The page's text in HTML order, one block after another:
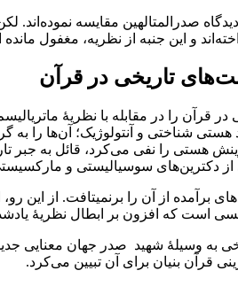
صدرالمتالهین مقایسه
و این جنبه از‌ نظریه‌‌‌‌‌‌‌، مغفول‌
قرآن را در مقابله با نظریۀ
هستی شناختی و آنتولوژیک‌‌‌‌‌‌؛ آن‌ها
هستی را نفی می‌کرد‌‌‌‌، قائل به جبر
دکترین‌‌های سوسیالیستی و
برآمده از آن را برنمیتافت‌‌‌‌‌‌. از این
است که افزون بر ابطال نظریۀ
به وسیلۀ شهید ‌ ‌صدر جهان معنایی
قرآن بنیان برای آن تبیین می‌کرد‌‌‌‌‌.